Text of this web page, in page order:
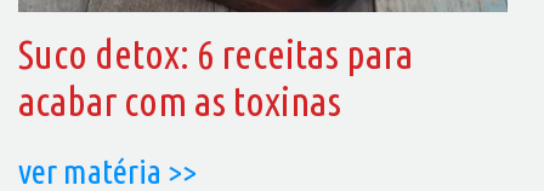
Suco detox: 6 receitas para
acabar com as toxinas
ver matéria >>